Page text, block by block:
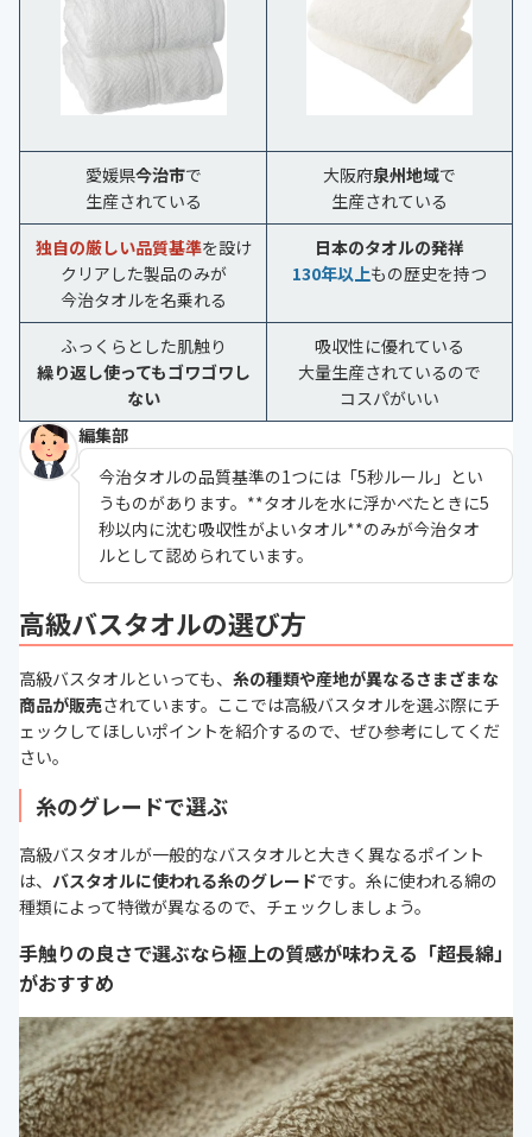
愛媛県今治市で
生産されている
大阪府泉州地域で
生産されている
独自の厳しい品質基準を設け
クリアした製品のみが
今治タオルを名乗れる
日本のタオルの発祥
130年以上もの歴史を持つ
ふっくらとした肌触り
繰り返し使ってもゴワゴワし
ない
吸収性に優れている
大量生産されているので
コスパがいい
編集部
今治タオルの品質基準の1つには「5秒ルール」とい
うものがあります。**タオルを水に浮かべたときに5
秒以内に沈む吸収性がよいタオル**のみが今治タオ
ルとして認められています。
高級バスタオルの選び方
高級バスタオルといっても、 糸の種類や産地が異なるさまざまな
商品が販売されています。ここでは高級バスタオルを選ぶ際にチ
ェックしてほしいポイントを紹介するので、ぜひ参考にしてくだ
さい。
糸のグレードで選ぶ
高級バスタオルが一般的なバスタオルと大きく異なるポイント
は、 バスタオルに使われる糸のグレードです。糸に使われる綿の
種類によって特徴が異なるので、チェックしましょう。
手触りの良さで選ぶなら極上の質感が味わえる「超長綿」
がおすすめ